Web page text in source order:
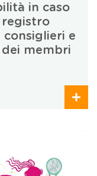
in caso
registro
consiglieri e
dei membri